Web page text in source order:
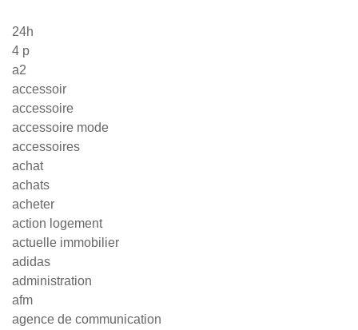
24h
4 p
a2
accessoir
accessoire
accessoire mode
accessoires
achat
achats
acheter
action logement
actuelle immobilier
adidas
administration
afm
agence de communication